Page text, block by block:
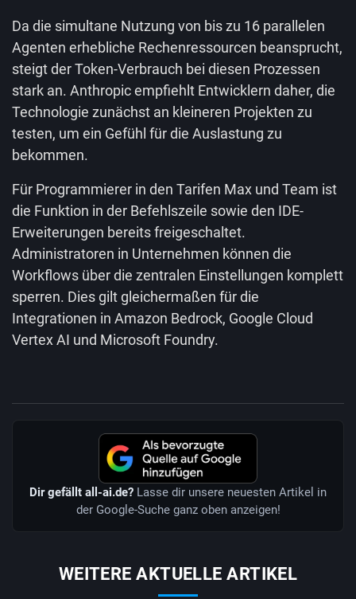
Da die simultane Nutzung von bis zu 16 parallelen
Agenten erhebliche Rechenressourcen beansprucht,
steigt der Token-Verbrauch bei diesen Prozessen
stark an. Anthropic empfiehlt Entwicklern daher, die
Technologie zunächst an kleineren Projekten zu
testen, um ein Gefühl für die Auslastung zu
bekommen.
Für Programmierer in den Tarifen Max und Team ist
die Funktion in der Befehlszeile sowie den IDE-
Erweiterungen bereits freigeschaltet.
Administratoren in Unternehmen können die
Workflows über die zentralen Einstellungen komplett
sperren. Dies gilt gleichermaßen für die
Integrationen in Amazon Bedrock, Google Cloud
Vertex AI und Microsoft Foundry.
Dir gefällt all-ai.de? Lasse dir unsere neuesten Artikel in
der Google-Suche ganz oben anzeigen!
WEITERE AKTUELLE ARTIKEL